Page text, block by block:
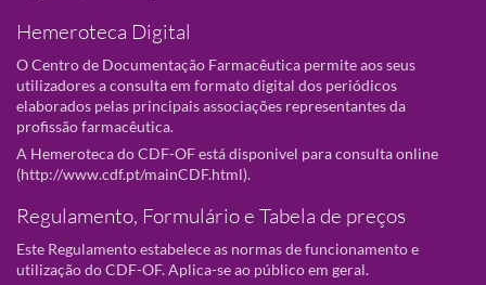
Hemeroteca Digital
O Centro de Documentação Farmacêutica permite aos seus
utilizadores a consulta em formato digital dos periódicos
elaborados pelas principais associações representantes da
profissão farmacêutica.
A Hemeroteca do CDF-OF está disponivel para consulta online
(http://www.cdf.pt/mainCDF.html).
Regulamento, Formulário e Tabela de preços
Este Regulamento estabelece as normas de funcionamento e
utilização do CDF-OF. Aplica-se ao público em geral.